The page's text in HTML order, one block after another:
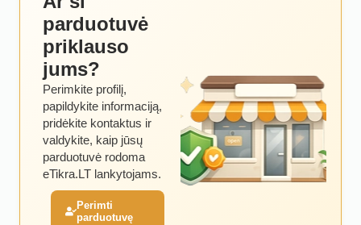
parduotuvė
priklauso
jums?
Perimkite profilį,
papildykite informaciją,
pridėkite kontaktus ir
valdykite, kaip jūsų
parduotuvė rodoma
eTikra.LT lankytojams.
Perimti
parduotuvę